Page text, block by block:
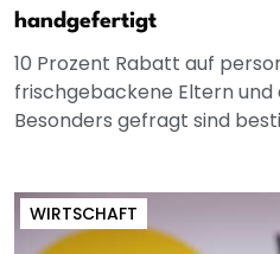
handgefertigt
10 Prozent Rabatt auf
frischgebackene Eltern und
Besonders gefragt sind
WIRTSCHAFT